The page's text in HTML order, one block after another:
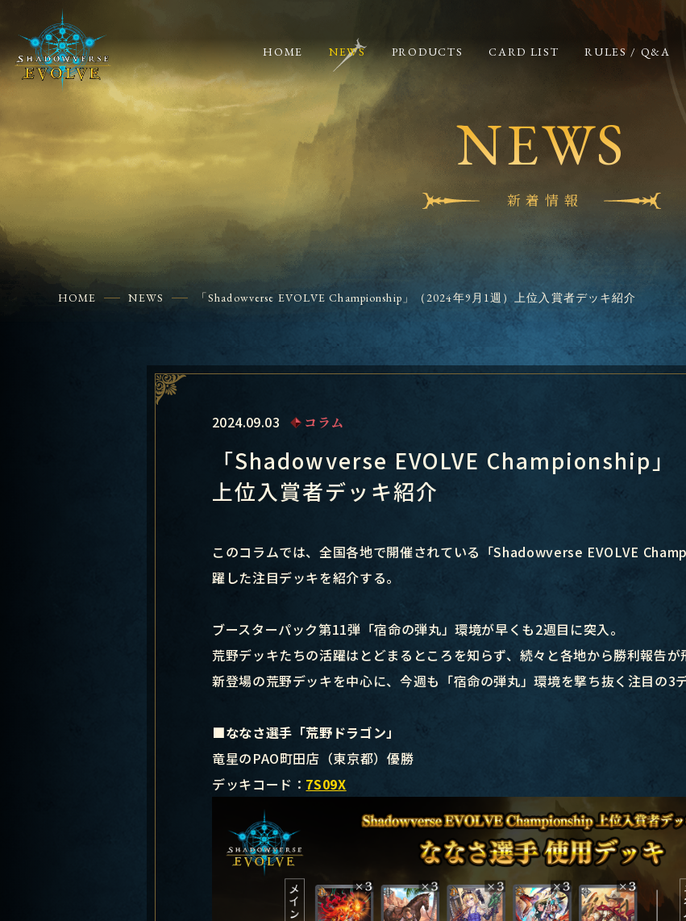
HOME NEWS PRODUCTS CARD LIST RULES / Q&A
NEWS
新着情報
HOME NEWS 「Shadowverse EVOLVE Championship」（2024年9月1週）上位入賞者デッキ紹介
2024.09.03 コラム
「Shadowverse EVOLVE Championship」
上位入賞者デッキ紹介
このコラムでは、全国各地で開催されている「Shadowverse EVOLVE
躍した注目デッキを紹介する。
ブースターパック第11弾「宿命の弾丸」環境が早くも2週目に突入。
荒野デッキたちの活躍はとどまるところを知らず、続々と各地から勝利報告が
新登場の荒野デッキを中心に、今週も「宿命の弾丸」環境を撃ち抜く注目の3
■ななさ選手「荒野ドラゴン」
竜星のPAO町田店（東京都）優勝
デッキコード： 7S09X